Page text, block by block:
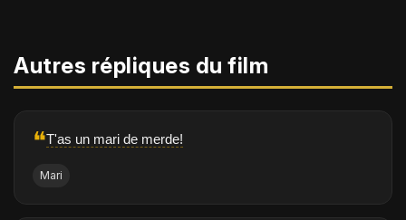
Autres répliques du film
❝T'as un mari de merde!
Mari